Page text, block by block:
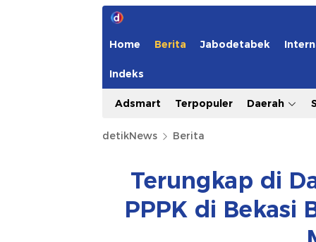
Home Berita Jabodetabek
Indeks
Adsmart Terpopuler Daerah
detikNews Berita
Terungkap di
PPPK di Bekasi